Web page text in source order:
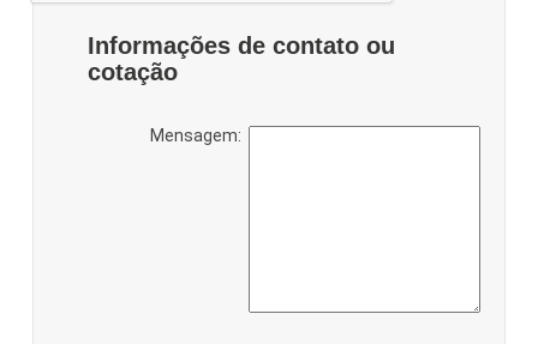
Informações de contato ou
cotação
Mensagem: